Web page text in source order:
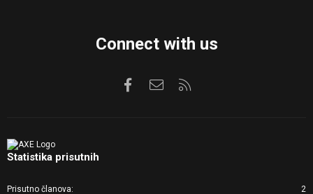
Connect with us
FacebookKontaktirajte nas
Statistika prisutnih
Prisutno članova 2